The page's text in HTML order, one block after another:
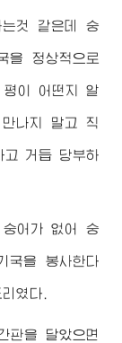
것 같은데 숭
을 정상적으로
평이 어떤지 알
나지 말고 직
고 거듭 당부하
어가 없어 숭
국을 봉사한다
였다.
판을 달았으면